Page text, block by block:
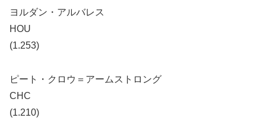
ヨルダン・アルバレス
HOU
(1.253)
ピート・クロウ＝アームストロング
CHC
(1.210)